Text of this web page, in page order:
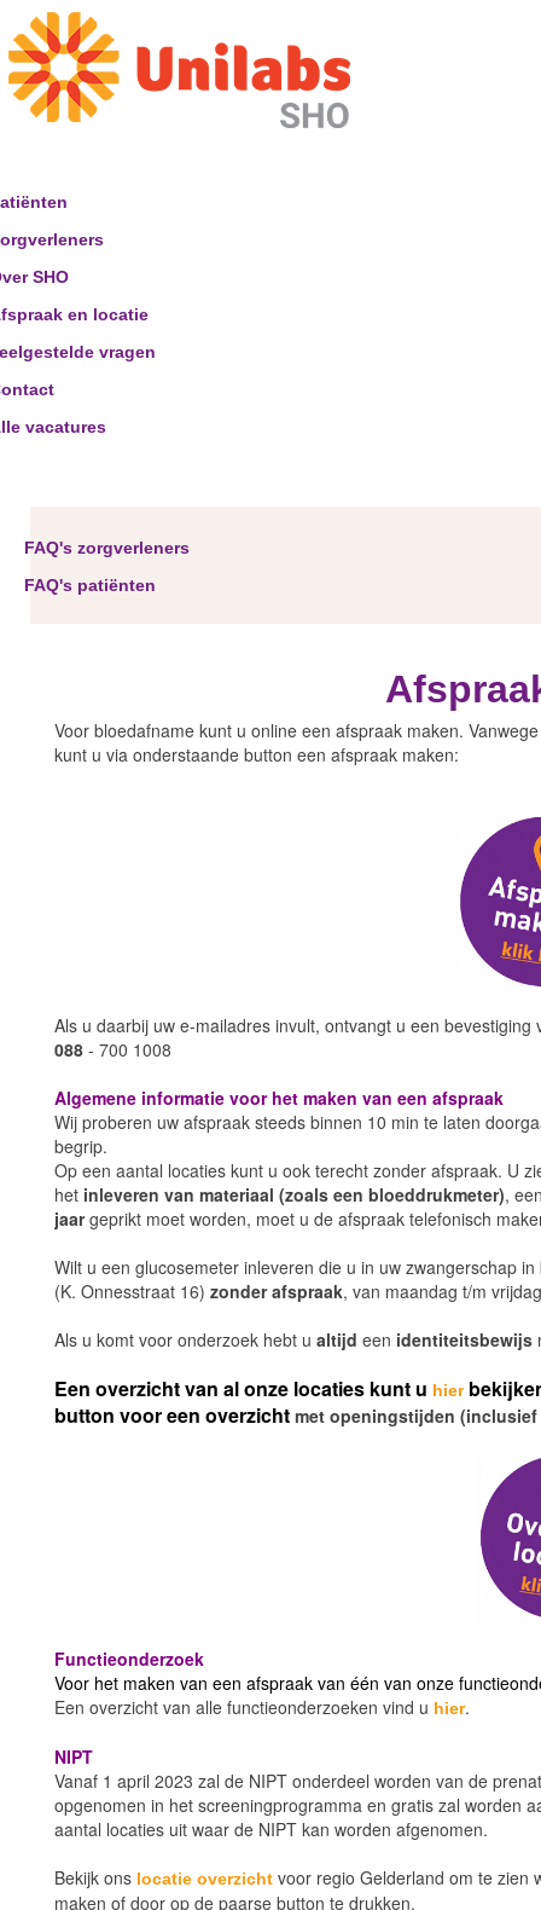
SHO
en locatie
vragen
vacatures
FAQ's zorgverleners
FAQ's patiënten
Voor bloedafname kunt u online een afspraak maken.
kunt u via onderstaande button een afspraak maken:
Als u daarbij uw e-mailadres invult, ontvangt u een
088 - 700 1008
Algemene informatie voor het maken van een afspraak
Wij proberen uw afspraak steeds binnen 10 min te laten
begrip.
Op een aantal locaties kunt u ook terecht zonder afspraak. U
het inleveren van materiaal (zoals een bloeddrukmeter),
jaargeprikt moet worden, moet u de afspraak telefonisch
Wilt u een glucosemeter inleveren die u in uw zwangerschap
(K. Onnesstraat 16) zonder afspraak, van maandag t/m
Als u komt voor onderzoek hebt u altijd een identiteitsbewijs
Een overzicht van al onze locaties kunt u hier
button voor een overzicht met openingstijden
Functieonderzoek
Voor het maken van een afspraak van één van onze
Een overzicht van alle functieonderzoeken vind u hier.
NIPT
Vanaf 1 april 2023 zal de NIPT onderdeel worden van de
opgenomen in het screeningprogramma en gratis zal worden
aantal locaties uit waar de NIPT kan worden afgenomen.
Bekijk ons locatie overzicht voor regio Gelderland om te zien
maken of door op de paarse button te drukken.